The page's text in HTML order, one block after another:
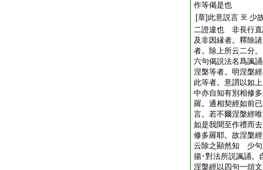
作等偈是也
[章]此意説言 至 少
二證違也 非長行
及非因縁者。釋除
者。除上所云二分
六句偈説法名爲諷
涅槃等者。明涅槃
此等者。意謂以如
中亦自知有別相修
羅。通相契經如前
言。若不爾涅槃經
如是我聞至作禮而
修多羅耶。故涅槃
云除之顯然知 少句
揚･對法所説諷誦。
涅槃經以四句一頌